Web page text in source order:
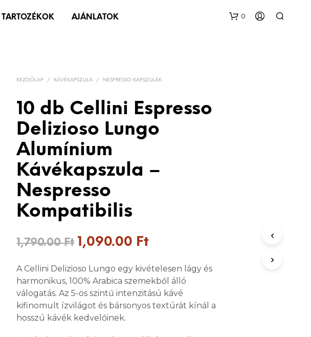
TARTOZÉKOK AJÁNLATOK 0
KEZDŐLAP / KÁVÉKAPSZULA / NESPRESSO KAPSZULÁK
10 db Cellini Espresso
Delizioso Lungo
Alumínium
Kávékapszula –
Nespresso
Kompatibilis
1,790.00Ft Original
was:
1,790.00 Ft.
1,090.00 FtCurrent
is:
1,090.00 Ft.
A Cellini Delizioso Lungo egy kivételesen lágy és
harmonikus, 100% Arabica szemekből álló
válogatás. Az 5-ös szintű intenzitású kávé
kifinomult ízvilágot és bársonyos textúrát kínál a
hosszú kávék kedvelőinek.